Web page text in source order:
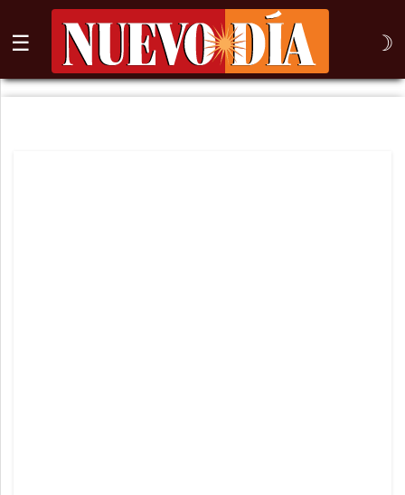
☰ ☽
⌕